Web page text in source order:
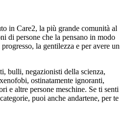
in Care2, la più grande comunità al
di persone che la pensano in modo
la gentilezza e per avere un
bulli, negazionisti della scienza,
ostinatamente ignoranti,
e altre persone meschine. Se ti senti
puoi anche andartene, per te